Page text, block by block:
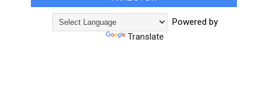
Powered by
Translate